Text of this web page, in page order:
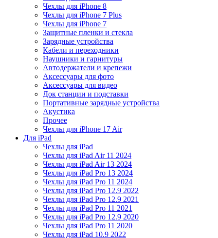
Чехлы для iPhone 8
Чехлы для iPhone 7 Plus
Чехлы для iPhone 7
Защитные пленки и стекла
Зарядные устройства
Кабели и переходники
Наушники и гарнитуры
Автодержатели и крепежи
Аксессуары для фото
Аксессуары для видео
Док станции и подставки
Портативные зарядные устройства
Акустика
Прочее
Чехлы для iPhone 17 Air
Для iPad
Чехлы для iPad
Чехлы для iPad Air 11 2024
Чехлы для iPad Air 13 2024
Чехлы для iPad Pro 13 2024
Чехлы для iPad Pro 11 2024
Чехлы для iPad Pro 12.9 2022
Чехлы для iPad Pro 12.9 2021
Чехлы для iPad Pro 11 2021
Чехлы для iPad Pro 12.9 2020
Чехлы для iPad Pro 11 2020
Чехлы для iPad 10.9 2022